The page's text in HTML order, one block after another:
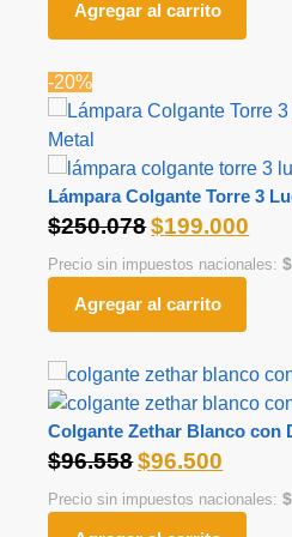
Agregar al carrito
-20%
Lámpara Colgante Torre 3
$250.078$199.000
Precio sin impuestos nacionales:$
Agregar al carrito
Colgante Zethar Blanco con
$96.558$96.500
Precio sin impuestos nacionales:$